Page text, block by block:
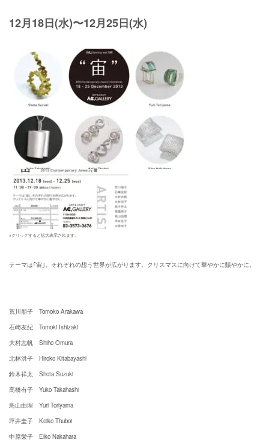
12月18日(水)〜12月25日(水)
※クリックすると拡大表示されます。
テーマは｢宙｣。それぞれの想う世界が広がります。クリスマスに向けて華やかに賑やかに。
荒川朋子 Tomoko Arakawa
石崎友紀 Tomoki Ishizaki
大村志帆 Shiho Omura
北林洪子 Hiroko Kitabayashi
鈴木祥太 Shota Suzuki
高橋有子 Yuko Takahashi
鳥山由理 Yuri Toriyama
坪井圭子 Keiko Thuboi
中原栄子 Eiko Nakahara